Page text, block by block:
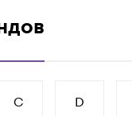
C D